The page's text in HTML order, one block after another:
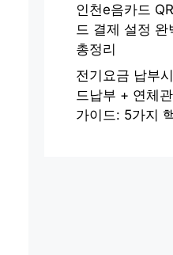
인천e음카드
드 결제 설정
총정리
전기요금 납부
드납부 + 연체
가이드: 5가지